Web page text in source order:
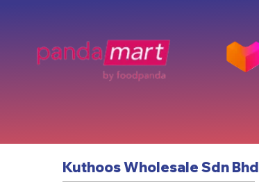
Kuthoos Wholesale Sdn Bhd